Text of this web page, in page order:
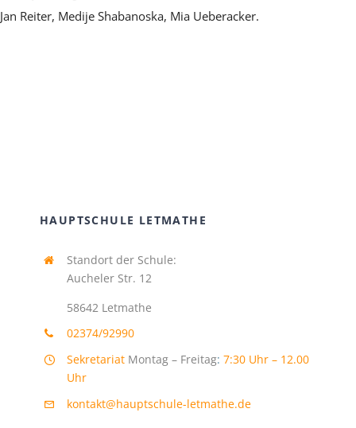
Jan Reiter, Medije Shabanoska, Mia Ueberacker.
HAUPTSCHULE LETMATHE
Standort der Schule:
Aucheler Str. 12
58642 Letmathe
02374/92990
Sekretariat Montag – Freitag: 7:30 Uhr – 12.00
Uhr
kontakt@hauptschule-letmathe.de